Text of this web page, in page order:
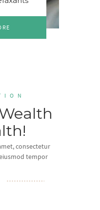
consectetur
tempor